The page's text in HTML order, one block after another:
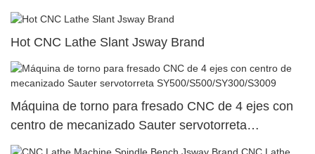
Hot CNC Lathe Slant Jsway Brand
Máquina de torno para fresado CNC de 4 ejes con
centro de mecanizado Sauter servotorreta
SY500/S500/SY300/S3009